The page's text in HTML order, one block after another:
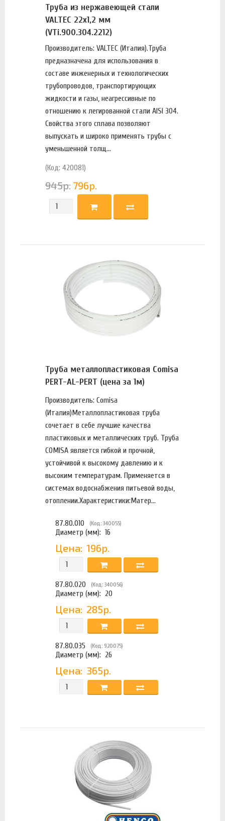
Труба из нержавеющей стали
VALTEC 22х1,2 мм
(VTi.900.304.2212)
Производитель: VALTEC (Италия).Труба
предназначена для использования в
составе инженерных и технологических
трубопроводов, транспортирующих
жидкости и газы, неагрессивные по
отношению к легированной стали AISI 304.
Свойства этого сплава позволяют
выпускать и широко применять трубы с
уменьшенной толщ...
(Код: 420081)
945р. 796р.
Труба металлопластиковая Comisa
PERT-AL-PERT (цена за 1м)
Производитель: Comisa
(Италия)Металлопластиковая труба
сочетает в себе лучшие качества
пластиковых и металлических труб. Труба
COMISA является гибкой и прочной,
устойчивой к высокому давлению и к
высоким температурам. Применяется в
системах водоснабжения питьевой воды,
отоплении.Характеристики:Матер...
87.80.010 (Код: 340055)
Диаметр (мм):16
Цена:196р.
87.80.020 (Код: 340056)
Диаметр (мм): 20
Цена: 285р.
87.80.035 (Код: 920075)
Диаметр (мм): 26
Цена: 365р.